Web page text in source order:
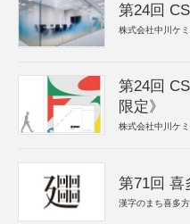
第24回
株式会社中川ケ
第24回
限定》
株式会社中川ケ
第71回 喜
漢字のまち喜多方